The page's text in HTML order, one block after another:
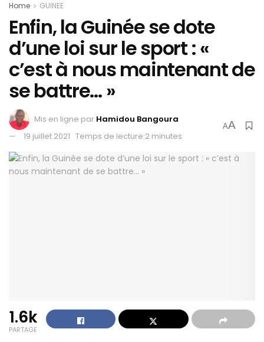
Home GUINEE
Enfin, la Guinée se dote
d’une loi sur le sport : «
c’est à nous maintenant de
se battre… »
Mis en ligne par Hamidou Bangoura
19 juillet 2021 Temps de lecture:2 minutes
AA
1.6k
PARTAGE